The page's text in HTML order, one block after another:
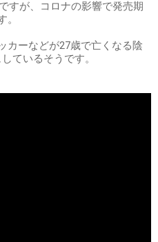
すが、コロナの影響で発売期
カーなどが27歳で亡くなる陰
ているそうです。